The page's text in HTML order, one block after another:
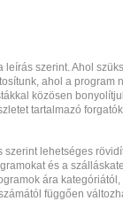
szerint. Ahol
ahol a program
közösen
tartalmazó
szerint lehetséges
és a
ára
függően